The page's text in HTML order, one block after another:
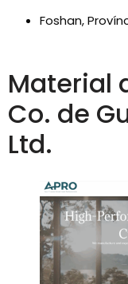
Foshan,
Material
Co. de
Ltd.